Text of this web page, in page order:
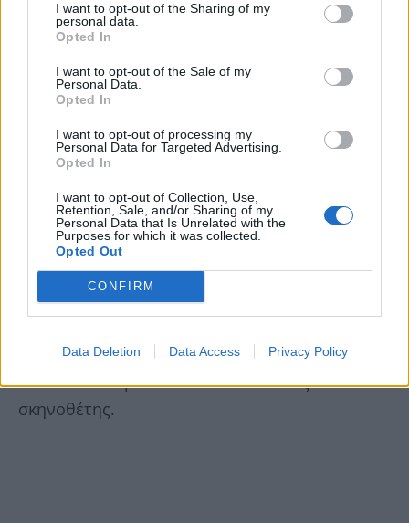
I want to opt-out of the Sharing of my
personal data.
Opted In
I want to opt-out of the Sale of my
Personal Data.
Opted In
I want to opt-out of processing my
Personal Data for Targeted Advertising.
Opted In
I want to opt-out of Collection, Use,
Retention, Sale, and/or Sharing of my
Personal Data that Is Unrelated with the
Purposes for which it was collected.
Opted Out
CONFIRM
Data Deletion Data Access Privacy Policy
Rohit Khandelwal
Θέλει να δοκιμάσει τον εαυτό του ως
σκηνοθέτης.